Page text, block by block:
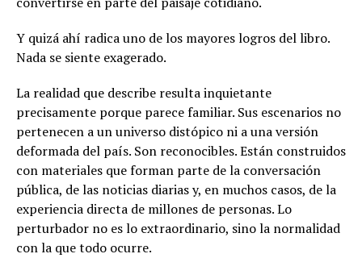
Y quizá ahí radica uno de los mayores logros del libro.
Nada se siente exagerado.
La realidad que describe resulta inquietante
precisamente porque parece familiar. Sus escenarios no
pertenecen a un universo distópico ni a una versión
deformada del país. Son reconocibles. Están construidos
con materiales que forman parte de la conversación
pública, de las noticias diarias y, en muchos casos, de la
experiencia directa de millones de personas. Lo
perturbador no es lo extraordinario, sino la normalidad
con la que todo ocurre.